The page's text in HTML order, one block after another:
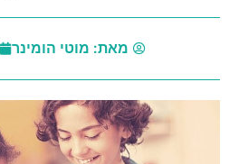
מאת: מוטי הומינר